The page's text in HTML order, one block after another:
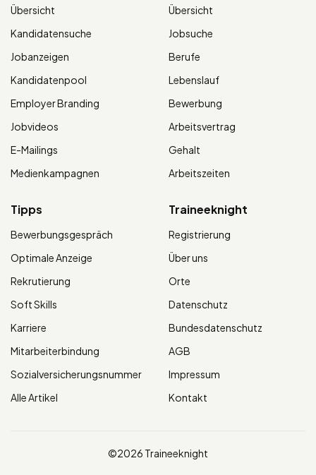
Übersicht
Kandidatensuche
Jobanzeigen
Kandidatenpool
Employer Branding
Jobvideos
E-Mailings
Medienkampagnen
Übersicht
Jobsuche
Berufe
Lebenslauf
Bewerbung
Arbeitsvertrag
Gehalt
Arbeitszeiten
Tipps
Bewerbungsgespräch
Optimale Anzeige
Rekrutierung
Soft Skills
Karriere
Mitarbeiterbindung
Sozialversicherungsnummer
Alle Artikel
Traineeknight
Registrierung
Über uns
Orte
Datenschutz
Bundesdatenschutz
AGB
Impressum
Kontakt
©2026 Traineeknight